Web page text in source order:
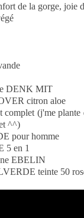
de la gorge, joie
DENK MIT
citron aloe
complet (j'me plante
^^)
pour homme
5 en 1
EBELIN
teinte 50